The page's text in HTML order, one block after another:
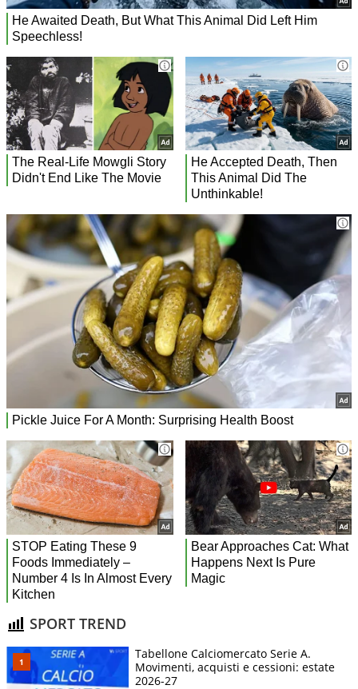
SPORT TREND
Tabellone Calciomercato Serie A.
Movimenti, acquisti e cessioni: estate
2026-27